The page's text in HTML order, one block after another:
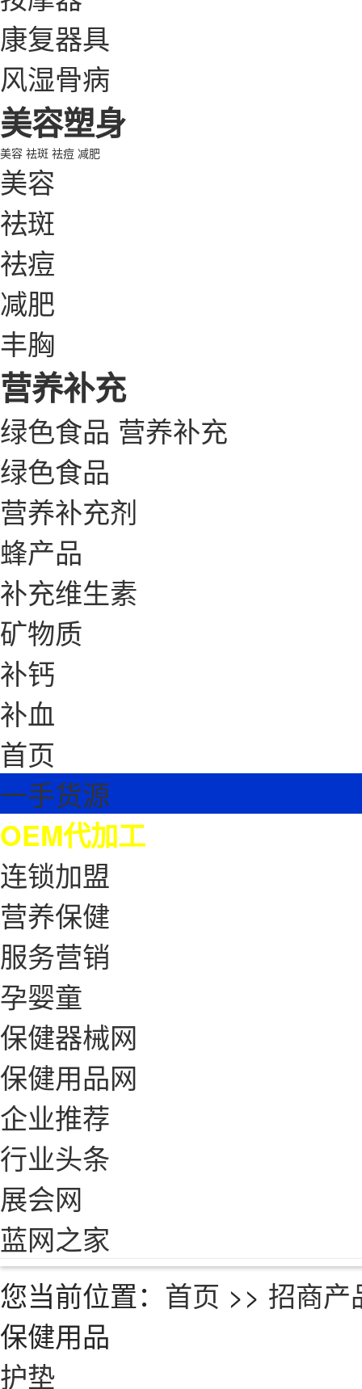
康复器具
风湿骨病
美容塑身
美容 祛斑 祛痘 减肥
美容
祛斑
祛痘
减肥
丰胸
营养补充
绿色食品 营养补充
绿色食品
营养补充剂
蜂产品
补充维生素
矿物质
补钙
补血
首页
一手货源
OEM代加工
连锁加盟
营养保健
服务营销
孕婴童
保健器械网
保健用品网
企业推荐
行业头条
展会网
蓝网之家
您当前位置： 首页 >> 招商产
保健用品
护垫